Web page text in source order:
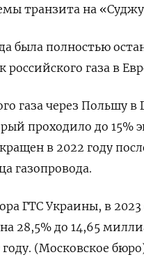
транзита на
была полностью
российского газа в
газа через Польшу
проходило до 15%
в 2022 году
газопровода.
ГТС Украины, в 2023
28,5% до 14,65
(Московское